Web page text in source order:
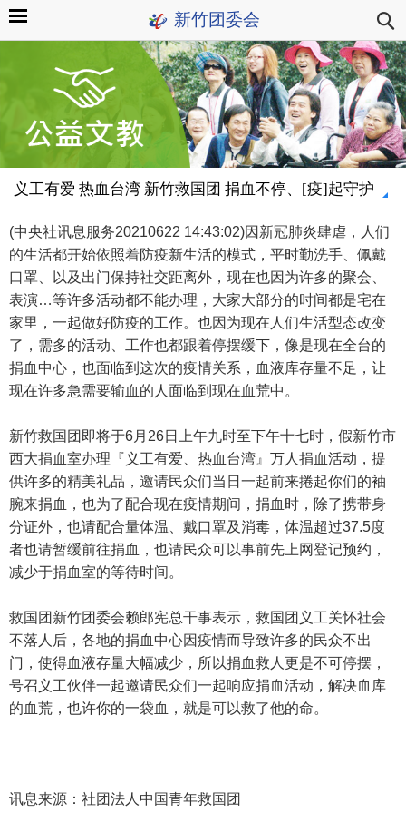
新竹团委会
义工有爱 热血台湾 新竹救国团 捐血不停、[疫]起守护
(中央社讯息服务20210622 14:43:02)因新冠肺炎肆虐，人们
的生活都开始依照着防疫新生活的模式，平时勤洗手、佩戴
口罩、以及出门保持社交距离外，现在也因为许多的聚会、
表演…等许多活动都不能办理，大家大部分的时间都是宅在
家里，一起做好防疫的工作。也因为现在人们生活型态改变
了，需多的活动、工作也都跟着停摆缓下，像是现在全台的
捐血中心，也面临到这次的疫情关系，血液库存量不足，让
现在许多急需要输血的人面临到现在血荒中。
新竹救国团即将于6月26日上午九时至下午十七时，假新竹市
西大捐血室办理『义工有爱、热血台湾』万人捐血活动，提
供许多的精美礼品，邀请民众们当日一起前来捲起你们的袖
腕来捐血，也为了配合现在疫情期间，捐血时，除了携带身
分证外，也请配合量体温、戴口罩及消毒，体温超过37.5度
者也请暂缓前往捐血，也请民众可以事前先上网登记预约，
减少于捐血室的等待时间。
救国团新竹团委会赖郎宪总干事表示，救国团义工关怀社会
不落人后，各地的捐血中心因疫情而导致许多的民众不出
门，使得血液存量大幅减少，所以捐血救人更是不可停摆，
号召义工伙伴一起邀请民众们一起响应捐血活动，解决血库
的血荒，也许你的一袋血，就是可以救了他的命。
讯息来源：社团法人中国青年救国团